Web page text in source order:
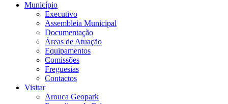
Município
Executivo
Assembleia Municipal
Documentação
Áreas de Atuação
Equipamentos
Comissões
Freguesias
Contactos
Visitar
Arouca Geopark